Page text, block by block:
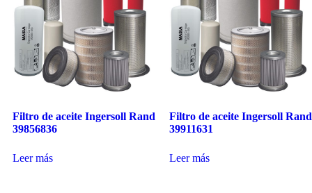
Filtro de aceite Ingersoll Rand
39856836
Leer más
Filtro de aceite Ingersoll Rand
39911631
Leer más